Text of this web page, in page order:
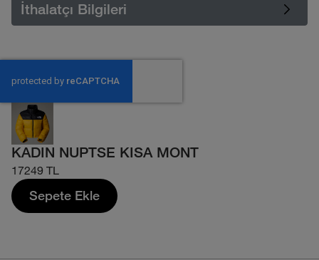
İthalatçı Bilgileri
KADIN NUPTSE KISA MONT
17249 TL
Sepete Ekle